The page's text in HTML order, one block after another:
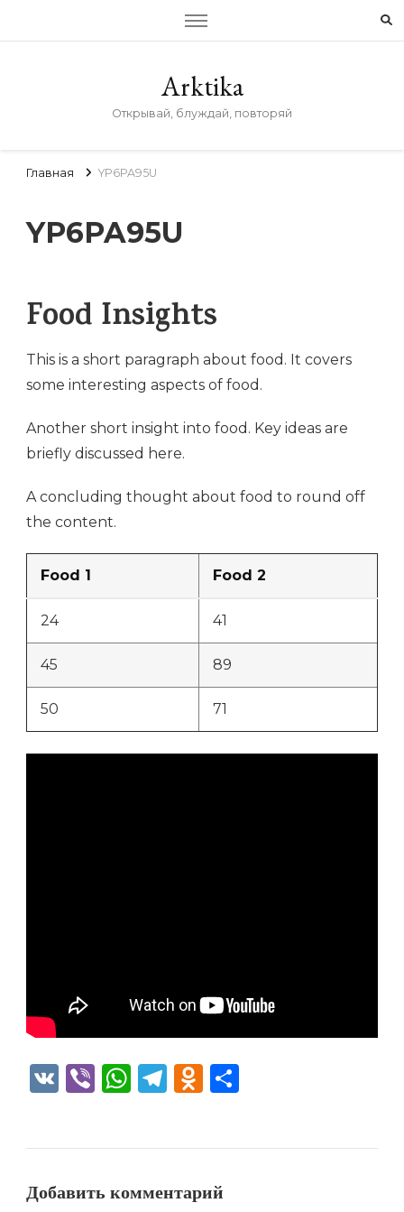
Arktika
Открывай, блуждай, повторяй
Главная YP6PA95U
YP6PA95U
Food Insights
This is a short paragraph about food. It covers
some interesting aspects of food.
Another short insight into food. Key ideas are
briefly discussed here.
A concluding thought about food to round off
the content.
Food 1 Food 2
24 41
45 89
50 71
VK ViberWhatsApp
Telegram
Odnoklassniki
Добавить комментарий